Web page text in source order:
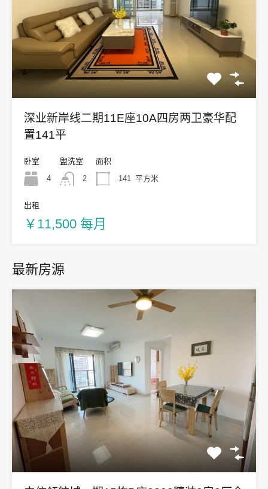
深业新岸线二期11E座10A四房两卫豪华配
置141平
卧室
4
盥洗室
2
面积
141 平方米
出租
￥11,500 每月
最新房源